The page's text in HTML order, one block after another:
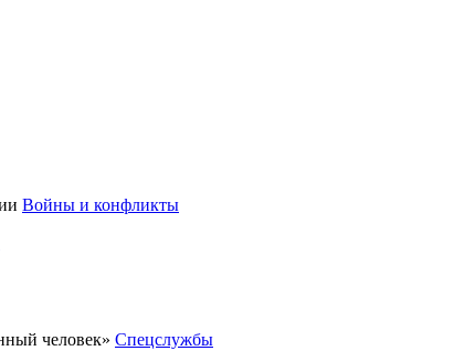
Войны и конфликты
Спецслужбы